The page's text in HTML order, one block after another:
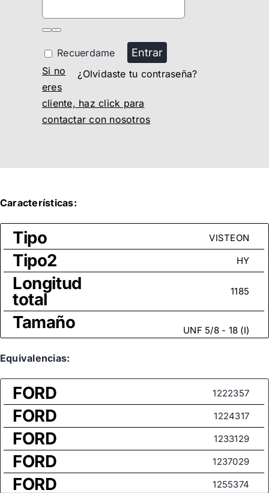
Recuerdame Entrar
¿Olvidaste tu contraseña?
Si no
eres
cliente, haz click para
contactar con nosotros
Características:
Tipo VISTEON
Tipo2 HY
Longitud
total 1185
Tamaño
rosca UNF 5/8 - 18 (I)
Medida
de rosca
(rótula
axial)
Equivalencias:
FORD 1222357
FORD 1224317
FORD 1233129
FORD 1237029
FORD 1255374